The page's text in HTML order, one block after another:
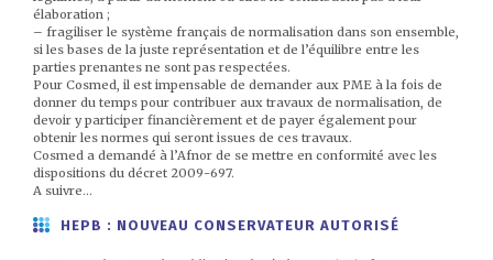
élaboration ;
– fragiliser le système français de normalisation dans son ensemble,
si les bases de la juste représentation et de l’équilibre entre les
parties prenantes ne sont pas respectées.
Pour Cosmed, il est impensable de demander aux PME à la fois de
donner du temps pour contribuer aux travaux de normalisation, de
devoir y participer financièrement et de payer également pour
obtenir les normes qui seront issues de ces travaux.
Cosmed a demandé à l’Afnor de se mettre en conformité avec les
dispositions du décret 2009-697.
A suivre…
HEPB : NOUVEAU CONSERVATEUR AUTORISÉ